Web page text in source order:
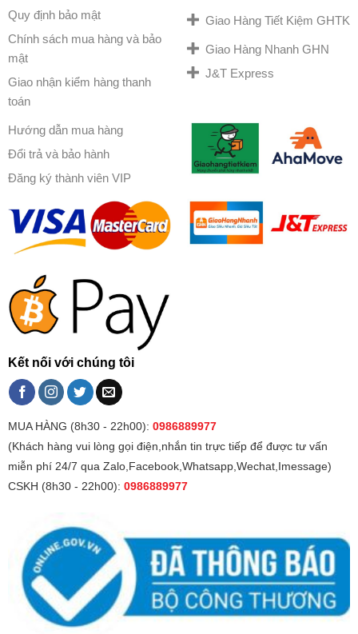
Quy định bảo mật
Chính sách mua hàng và bảo
mật
Giao nhận kiểm hàng thanh
toán
Hướng dẫn mua hàng
Đổi trả và bảo hành
Đăng ký thành viên VIP
Giao Hàng Tiết Kiệm GHTK
Giao Hàng Nhanh GHN
J&T Express
Kết nối với chúng tôi
MUA HÀNG (8h30 - 22h00): 0986889977
(Khách hàng vui lòng gọi điện,nhắn tin trực tiếp để được tư vấn
miễn phí 24/7 qua Zalo,Facebook,Whatsapp,Wechat,Imessage)
CSKH (8h30 - 22h00): 0986889977